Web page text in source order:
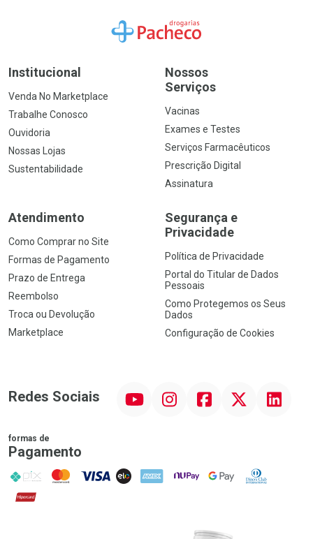
Ir para a Home
Institucional
Venda No Marketplace
Trabalhe Conosco
Ouvidoria
Nossas Lojas
Sustentabilidade
Nossos
Serviços
Vacinas
Exames e Testes
Serviços Farmacêuticos
Prescrição Digital
Assinatura
Atendimento
Como Comprar no Site
Formas de Pagamento
Prazo de Entrega
Reembolso
Troca ou Devolução
Marketplace
Segurança e
Privacidade
Política de Privacidade
Portal do Titular de Dados
Pessoais
Como Protegemos os Seus
Dados
Configuração de Cookies
Redes Sociais InstagramFacebookTwitter Linkedin
formas de
Pagamento
PIX MasterCard
VISA ELO AMEX NuPay Google PayDiners Club
Hipercard